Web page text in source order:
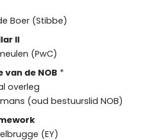
Boer (Stibbe)
II
(PwC)
van de NOB *
overleg
(oud bestuurslid NOB)
(EY)